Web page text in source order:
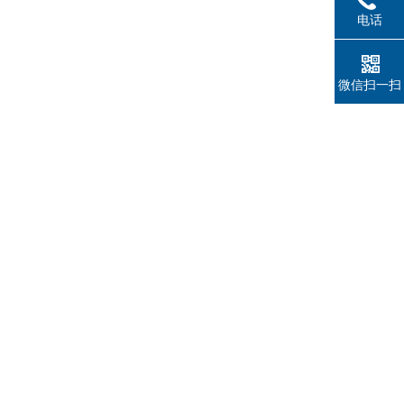
电话
微信扫一扫